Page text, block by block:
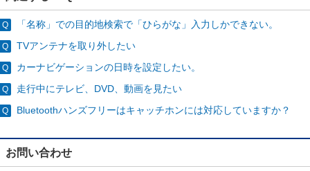
「名称」での目的地検索で「ひらがな」入力しかできない。
TVアンテナを取り外したい
カーナビゲーションの日時を設定したい。
走行中にテレビ、DVD、動画を見たい
Bluetoothハンズフリーはキャッチホンには対応していますか？
お問い合わせ